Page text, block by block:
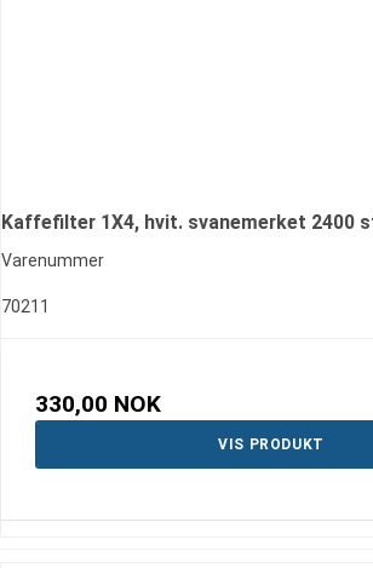
Kaffefilter 1X4, hvit. svanemerket 2400
Varenummer
70211
330,00 NOK
VIS PRODUKT